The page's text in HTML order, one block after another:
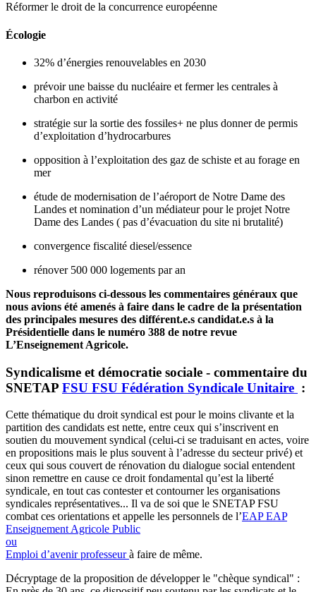
Réformer le droit de la concurrence européenne
Écologie
32% d’énergies renouvelables en 2030
prévoir une baisse du nucléaire et fermer les centrales à
charbon en activité
stratégie sur la sortie des fossiles+ ne plus donner de permis
d’exploitation d’hydrocarbures
opposition à l’exploitation des gaz de schiste et au forage en
mer
étude de modernisation de l’aéroport de Notre Dame des
Landes et nomination d’un médiateur pour le projet Notre
Dame des Landes ( pas d’évacuation du site ni brutalité)
convergence fiscalité diesel/essence
rénover 500 000 logements par an
Nous reproduisons ci-dessous les commentaires généraux que
nous avions été amenés à faire dans le cadre de la présentation
des principales mesures des différent.e.s candidat.e.s à la
Présidentielle dans le numéro 388 de notre revue
L’Enseignement Agricole.
Syndicalisme et démocratie sociale - commentaire du
SNETAP FSU FSU Fédération Syndicale Unitaire :
Cette thématique du droit syndical est pour le moins clivante et la
partition des candidats est nette, entre ceux qui s’inscrivent en
soutien du mouvement syndical (celui-ci se traduisant en actes, voire
en propositions mais le plus souvent à l’adresse du secteur privé) et
ceux qui sous couvert de rénovation du dialogue social entendent
sinon remettre en cause ce droit fondamental qu’est la liberté
syndicale, en tout cas contester et contourner les organisations
syndicales représentatives... Il va de soi que le SNETAP FSU
combat ces orientations et appelle les personnels de l’EAP EAP
Enseignement Agricole Public
ou
Emploi d’avenir professeur à faire de même.
Décryptage de la proposition de développer le "chèque syndical" :